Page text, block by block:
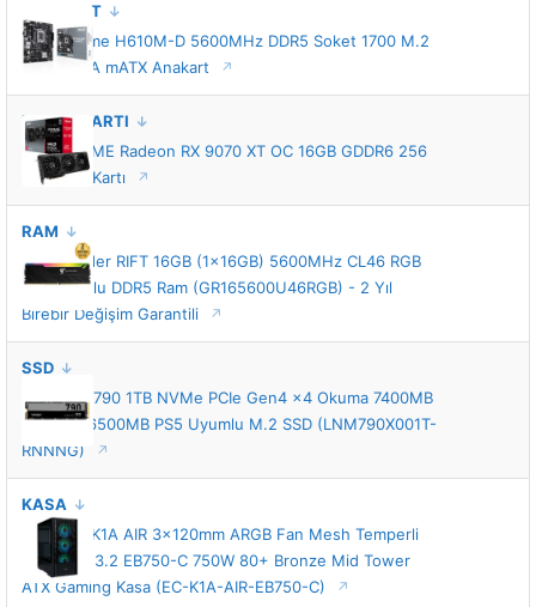
ANAKART
ASUS Prime H610M-D 5600MHz DDR5 Soket 1700 M.2
HDMI VGA mATX Anakart
EKRAN KARTI
ASUS PRIME Radeon RX 9070 XT OC 16GB GDDR6 256
Bit Ekran Kartı
RAM
GameRaider RIFT 16GB (1x16GB) 5600MHz CL46 RGB
Soğutuculu DDR5 Ram (GR165600U46RGB) - 2 Yıl
Birebir Değişim Garantili
SSD
Lexar NM790 1TB NVMe PCIe Gen4 x4 Okuma 7400MB
– Yazma 6500MB PS5 Uyumlu M.2 SSD (LNM790X001T-
RNNNG)
KASA
Enermax K1A AIR 3x120mm ARGB Fan Mesh Temperli
Cam USB 3.2 EB750-C 750W 80+ Bronze Mid Tower
ATX Gaming Kasa (EC-K1A-AIR-EB750-C)